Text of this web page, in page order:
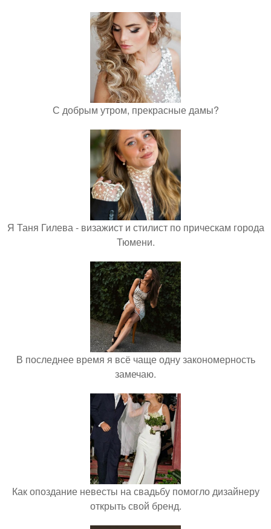
С добрым утром, прекрасные дамы?
Я Таня Гилева - визажист и стилист по прическам города
Тюмени.
В последнее время я всё чаще одну закономерность
замечаю.
Как опоздание невесты на свадьбу помогло дизайнеру
открыть свой бренд.